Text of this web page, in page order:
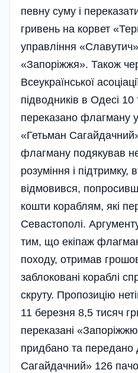
певну суму і
гривень на корвет
управління
«Запоріжжя». Також
Всеукраїнської
підводників в Одесі
переказано флагману
«Гетьман
флагману подякував
розуміння і підтримку,
відмовився,
кошти кораблям, які
Севастополі.
тим, що екіпаж
походу, отримав
заблоковані кораблі
скруту. Пропозицію
11 березня 8,5 тисяч
переказані
придбано та передано
Сагайдачний» 126